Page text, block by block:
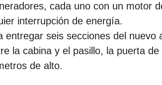
cada uno con un motor
interrupción de energía.
seis secciones del nuevo
la cabina y el pasillo, la puerta de
de alto.